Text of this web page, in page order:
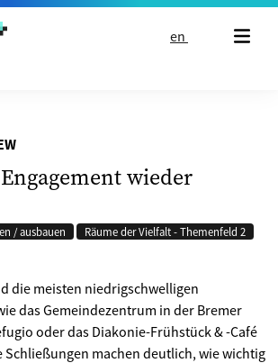
en
wieder
/ ausbauen Räume der Vielfalt - Themenfeld 2
die meisten niedrigschwelligen
das Gemeindezentrum in der Bremer
oder das Diakonie-Frühstück & -Café
Schließungen machen deutlich, wie wichtig